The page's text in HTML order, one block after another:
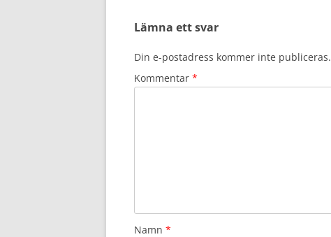
Lämna ett svar
Din e-postadress kommer inte publiceras.
Kommentar *
Namn *